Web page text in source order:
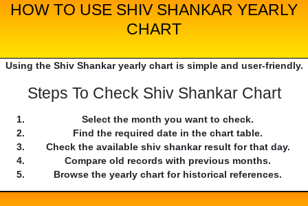
HOW TO USE SHIV SHANKAR YEARLY
CHART
Using the Shiv Shankar yearly chart is simple and user-friendly.
Steps To Check Shiv Shankar Chart
Select the month you want to check.
Find the required date in the chart table.
Check the available shiv shankar result for that day.
Compare old records with previous months.
Browse the yearly chart for historical references.